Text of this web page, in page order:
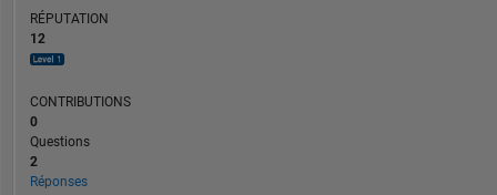
RÉPUTATION
12
CONTRIBUTIONS
0
Questions
2
Réponses